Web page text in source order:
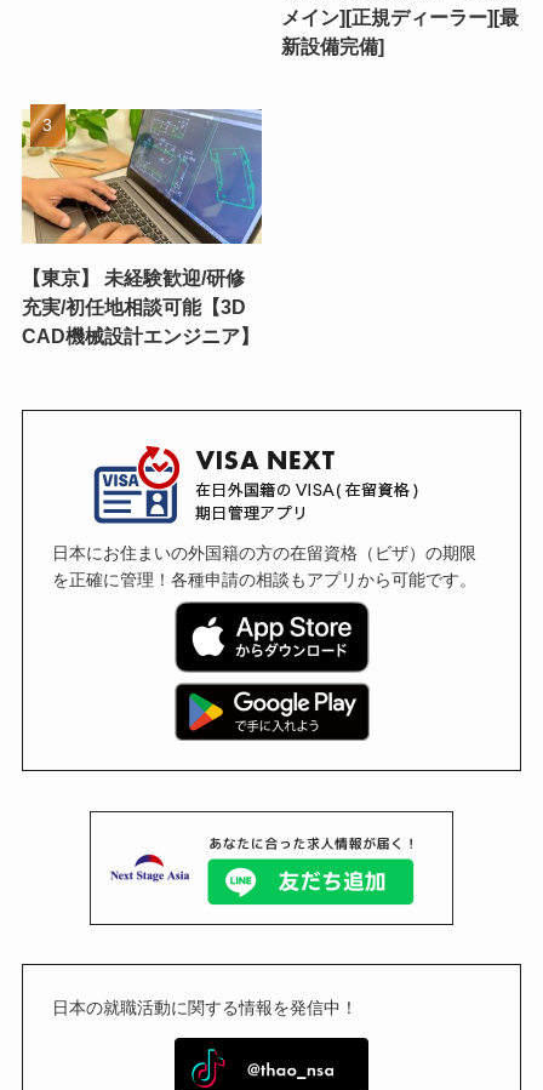
メイン][正規ディーラー][最
新設備完備]
【東京】 未経験歓迎/研修
充実/初任地相談可能【3D
CAD機械設計エンジニア】
日本にお住まいの外国籍の方の在留資格（ビザ）の期限
を正確に管理！各種申請の相談もアプリから可能です。
日本の就職活動に関する情報を発信中！